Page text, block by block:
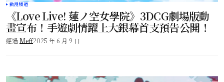
動漫頻道
《Love Live! 蓮ノ空女學院》3DCG劇場版動
畫宣布！手遊劇情躍上大銀幕首支預告公開！
經過 Meff2025 年 6 月 9 日